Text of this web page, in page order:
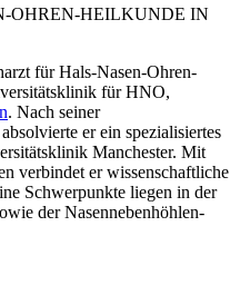
OHREN-HEILKUNDE IN
für Hals-Nasen-Ohren-
für HNO,
. Nach seiner
er ein spezialisiertes
Manchester. Mit
verbindet er wissenschaftliche
Schwerpunkte liegen in der
der Nasennebenhöhlen-